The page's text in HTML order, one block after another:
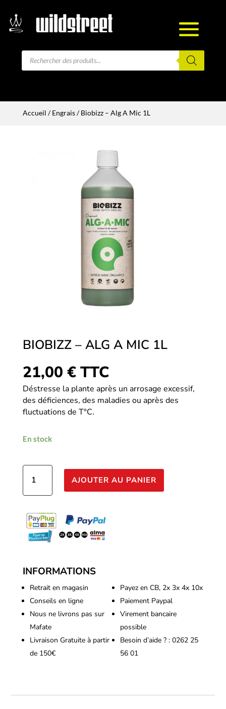
Recherche
Accueil /Engrais/ Biobizz – Alg A Mic 1L
BIOBIZZ – ALG A MIC 1L
21,00 € TTC
Déstresse la plante après un arrosage excessif,
des déficiences, des maladies ou après des
fluctuations de T°C.
En stock
quantité
Biobizz
Alg
A
Mic
AJOUTER AU PANIER
INFORMATIONS
Retrait en magasin
Conseils en ligne
Nous ne livrons pas sur
Mafate
Livraison Gratuite à partir
de 150€
Payez en CB, 2x 3x 4x 10x
Paiement Paypal
Virement bancaire
possible
Besoin d’aide ? : 0262 25
56 01